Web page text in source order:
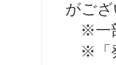
がござ
※一部
※「発